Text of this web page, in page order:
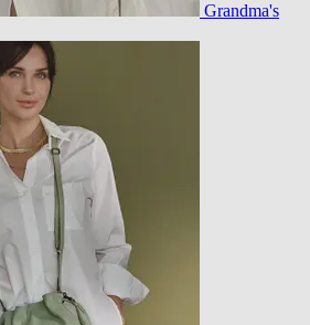
Grandma's